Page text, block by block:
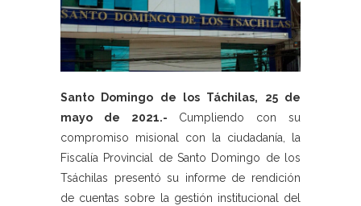
Santo Domingo de los Táchilas, 25 de
mayo de 2021.- Cumpliendo con su
compromiso misional con la ciudadanía, la
Fiscalía Provincial de Santo Domingo de los
Tsáchilas presentó su informe de rendición
de cuentas sobre la gestión institucional del